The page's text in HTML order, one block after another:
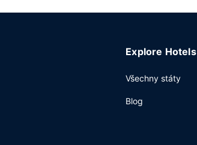
Explore Hotels
Všechny státy
Blog